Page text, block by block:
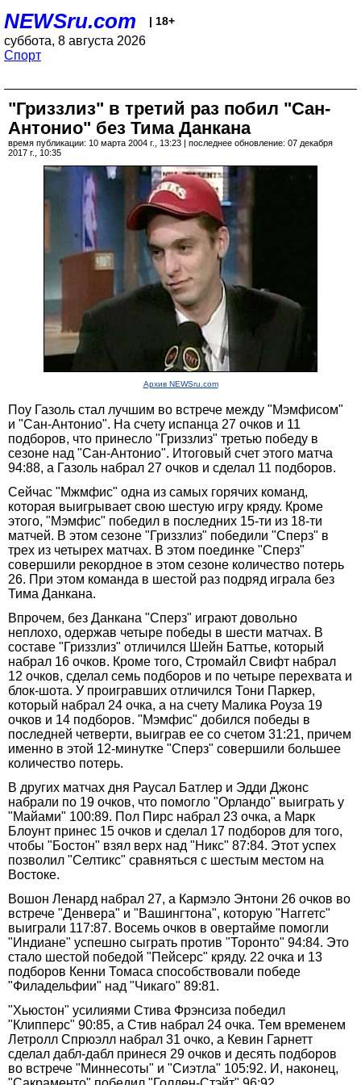
NEWSru.com | 18+
суббота, 8 августа 2026
Спорт
"Гриззлиз" в третий раз побил "Сан-
Антонио" без Тима Данкана
время публикации: 10 марта 2004 г., 13:23 | последнее обновление: 07 декабря
2017 г., 10:35
Архив NEWSru.com
Поу Газоль стал лучшим во встрече между "Мэмфисом"
и "Сан-Антонио". На счету испанца 27 очков и 11
подборов, что принесло "Гриззлиз" третью победу в
сезоне над "Сан-Антонио". Итоговый счет этого матча
94:88, а Газоль набрал 27 очков и сделал 11 подборов.
Сейчас "Мжмфис" одна из самых горячих команд,
которая выигрывает свою шестую игру кряду. Кроме
этого, "Мэмфис" победил в последних 15-ти из 18-ти
матчей. В этом сезоне "Гриззлиз" победили "Сперз" в
трех из четырех матчах. В этом поединке "Сперз"
совершили рекордное в этом сезоне количество потерь
26. При этом команда в шестой раз подряд играла без
Тима Данкана.
Впрочем, без Данкана "Сперз" играют довольно
неплохо, одержав четыре победы в шести матчах. В
составе "Гриззлиз" отличился Шейн Баттье, который
набрал 16 очков. Кроме того, Стромайл Свифт набрал
12 очков, сделал семь подборов и по четыре перехвата и
блок-шота. У проигравших отличился Тони Паркер,
который набрал 24 очка, а на счету Малика Роуза 19
очков и 14 подборов. "Мэмфис" добился победы в
последней четверти, выиграв ее со счетом 31:21, причем
именно в этой 12-минутке "Сперз" совершили большее
количество потерь.
В других матчах дня Раусал Батлер и Эдди Джонс
набрали по 19 очков, что помогло "Орландо" выиграть у
"Майами" 100:89. Пол Пирс набрал 23 очка, а Марк
Блоунт принес 15 очков и сделал 17 подборов для того,
чтобы "Бостон" взял верх над "Никс" 87:84. Этот успех
позволил "Селтикс" сравняться с шестым местом на
Востоке.
Вошон Ленард набрал 27, а Кармэло Энтони 26 очков во
встрече "Денвера" и "Вашингтона", которую "Наггетс"
выиграли 117:87. Восемь очков в овертайме помогли
"Индиане" успешно сыграть против "Торонто" 94:84. Это
стало шестой победой "Пейсерс" кряду. 22 очка и 13
подборов Кенни Томаса способствовали победе
"Филадельфии" над "Чикаго" 89:81.
"Хьюстон" усилиями Стива Фрэнсиза победил
"Клипперс" 90:85, а Стив набрал 24 очка. Тем временем
Летролл Спрюэлл набрал 31 очко, а Кевин Гарнетт
сделал дабл-дабл принеся 29 очков и десять подборов
во встрече "Миннесоты" и "Сиэтла" 105:92. И, наконец,